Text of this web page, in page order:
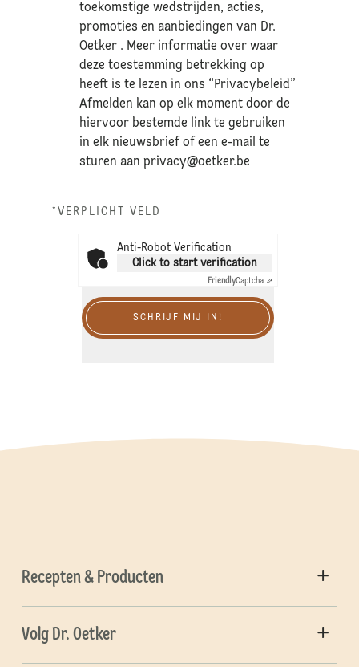
toekomstige wedstrijden, acties,
promoties en aanbiedingen van Dr.
Oetker . Meer informatie over waar
deze toestemming betrekking op
heeft is te lezen in ons “Privacybeleid”
Afmelden kan op elk moment door de
hiervoor bestemde link te gebruiken
in elk nieuwsbrief of een e-mail te
sturen aanprivacy@oetker.be
*VERPLICHT VELD
Anti-Robot Verification
Click to start verification
FriendlyCaptcha ⇗
SCHRIJF MIJ IN!
Recepten & Producten
Volg Dr. Oetker